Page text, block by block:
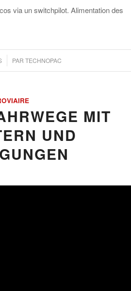
via un switchpilot. Alimentation des
PARTECHNOPAC
MIT
UND